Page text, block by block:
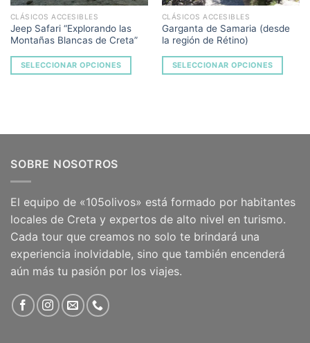
CLÁSICOS ACCESIBLES
Jeep Safari “Explorando las
Montañas Blancas de Creta”
SELECCIONAR OPCIONES
CLÁSICOS ACCESIBLES
Garganta de Samaria (desde
la región de Rétino)
SELECCIONAR OPCIONES
SOBRE NOSOTROS
El equipo de «105olivos» está formado por habitantes
locales de Creta y expertos de alto nivel en turismo.
Cada tour que creamos no solo te brindará una
experiencia inolvidable, sino que también encenderá
aún más tu pasión por los viajes.